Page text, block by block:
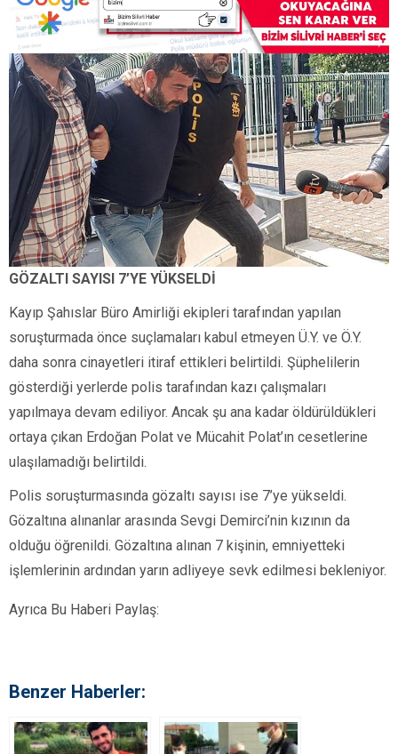
GÖZALTI SAYISI 7’YE YÜKSELDİ
Kayıp Şahıslar Büro Amirliği ekipleri tarafından yapılan
soruşturmada önce suçlamaları kabul etmeyen Ü.Y. ve Ö.Y.
daha sonra cinayetleri itiraf ettikleri belirtildi. Şüphelilerin
gösterdiği yerlerde polis tarafından kazı çalışmaları
yapılmaya devam ediliyor. Ancak şu ana kadar öldürüldükleri
ortaya çıkan Erdoğan Polat ve Mücahit Polat’ın cesetlerine
ulaşılamadığı belirtildi.
Polis soruşturmasında gözaltı sayısı ise 7’ye yükseldi.
Gözaltına alınanlar arasında Sevgi Demirci’nin kızının da
olduğu öğrenildi. Gözaltına alınan 7 kişinin, emniyetteki
işlemlerinin ardından yarın adliyeye sevk edilmesi bekleniyor.
Ayrıca Bu Haberi Paylaş:
Benzer Haberler: